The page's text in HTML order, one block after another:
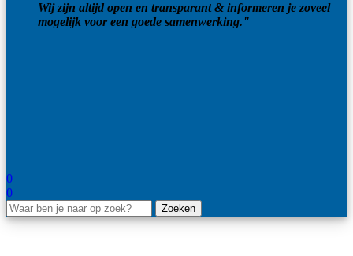
Wij zijn altijd open en transparant & informeren je zoveel
mogelijk voor een goede samenwerking."
0
0
Zoeken